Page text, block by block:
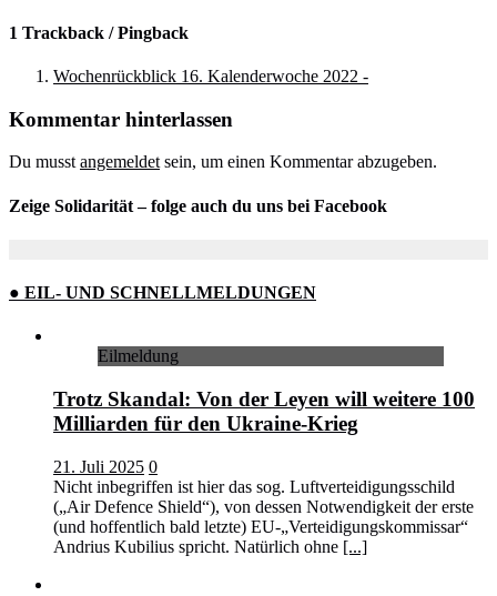
1 Trackback / Pingback
Wochenrückblick 16. Kalenderwoche 2022 -
Kommentar hinterlassen
Du musst angemeldet sein, um einen Kommentar abzugeben.
Zeige Solidarität – folge auch du uns bei Facebook
● EIL- UND SCHNELLMELDUNGEN
Eilmeldung
Trotz Skandal: Von der Leyen will weitere 100
Milliarden für den Ukraine-Krieg
21. Juli 2025 0
Nicht inbegriffen ist hier das sog. Luftverteidigungsschild
(„Air Defence Shield“), von dessen Notwendigkeit der erste
(und hoffentlich bald letzte) EU-„Verteidigungskommissar“
Andrius Kubilius spricht. Natürlich ohne [...]